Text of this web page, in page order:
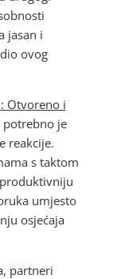
jasan i
ovog
Otvoreno i
potrebno je
reakcije.
s taktom
umjesto
osjećaja
partneri